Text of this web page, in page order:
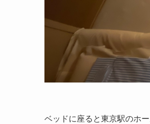
ベッドに座ると東京駅のホ